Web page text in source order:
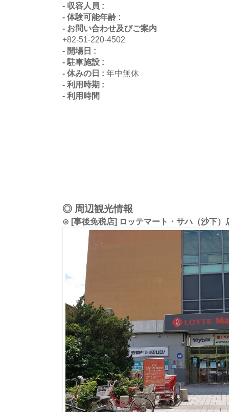
- 収容人員 :
- 体験可能年齢 :
- お問い合わせ及びご案内
+82-51-220-4502
- 開場日 :
- 駐車施設 :
- 休みの日 : 年中無休
- 利用時期 :
- 利用時間
◎ 周辺観光情報
⊙ [事後免税店] ロッテマート・サハ（沙下）